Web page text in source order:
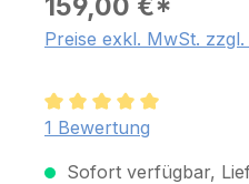
Preise exkl. MwSt.
Durchschnittliche
1 Bewertung
Sofort verfügbar,